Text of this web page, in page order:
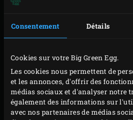
Consentement Détails
Cookies sur votre Big Green Egg.
Les cookies nous permettent de
et les annonces, d'offrir des
médias sociaux et d'analyser notre
également des informations sur
avec nos partenaires de médias
de l’EGG. Versez l’huile de
couvercle de l’EGG et faites
temps pendant la cuisson et
couvercle de l’EGG après
Ajoutez la purée de tomates
cuire pendant environ 5
la tomate. Déglacez avec le